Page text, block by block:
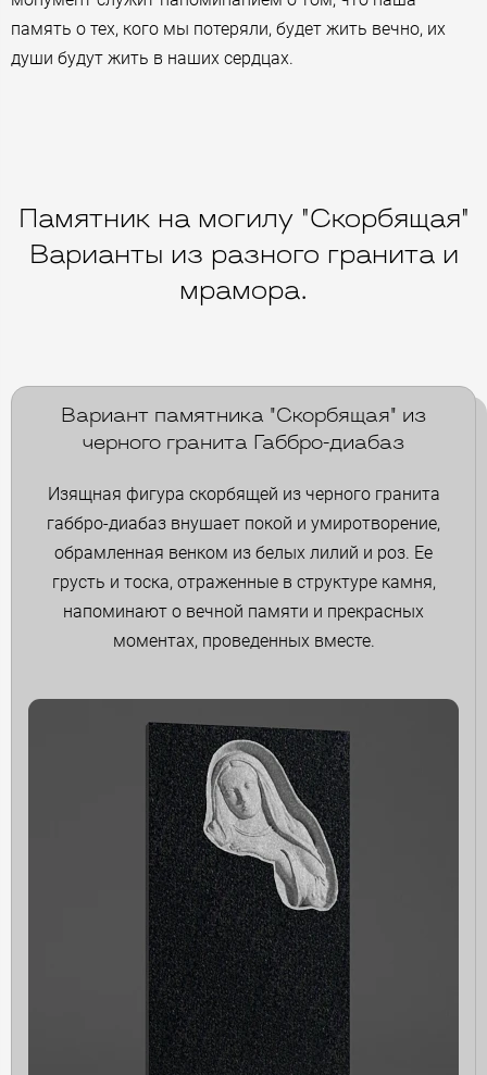
память о тех, кого мы потеряли, будет жить вечно, их
души будут жить в наших сердцах.
Памятник на могилу "Скорбящая"
Варианты из разного гранита и
мрамора.
Вариант памятника "Скорбящая" из
черного гранита Габбро-диабаз
Изящная фигура скорбящей из черного гранита
габбро-диабаз внушает покой и умиротворение,
обрамленная венком из белых лилий и роз. Ее
грусть и тоска, отраженные в структуре камня,
напоминают о вечной памяти и прекрасных
моментах, проведенных вместе.